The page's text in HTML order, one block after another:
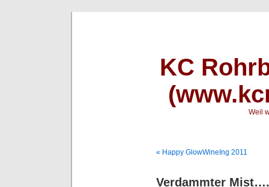
KC
Weil
« Happy GlowWineIng 2011
Verdammter